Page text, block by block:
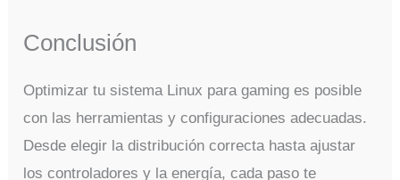
Conclusión
Optimizar tu sistema Linux para gaming es posible
con las herramientas y configuraciones adecuadas.
Desde elegir la distribución correcta hasta ajustar
los controladores y la energía, cada paso te